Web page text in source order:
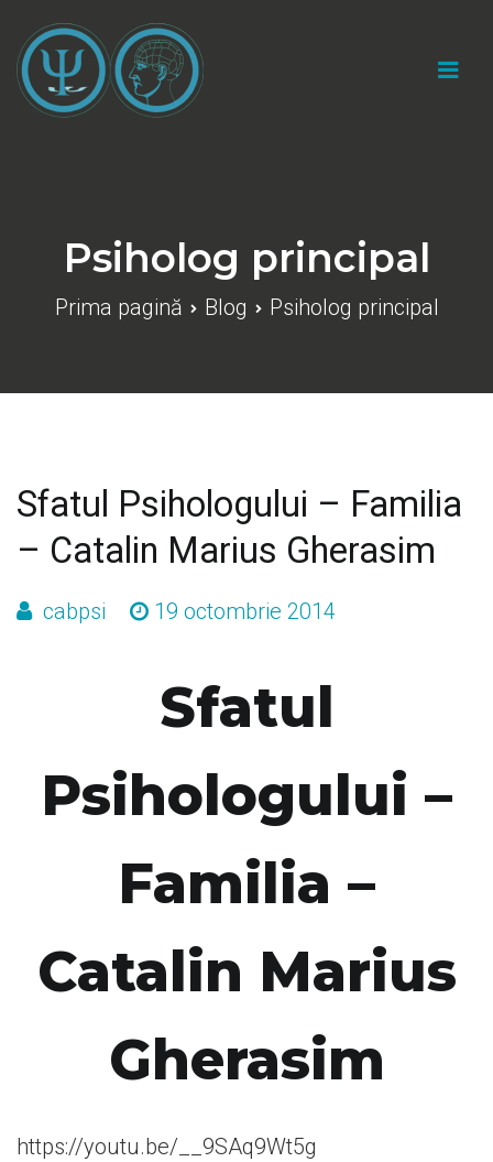
conținut
Psiholog principal
Prima pagină Blog Psiholog principal
Sfatul Psihologului – Familia
– Catalin Marius Gherasim
cabpsi 19 octombrie 2014
Sfatul
Psihologului –
Familia –
Catalin Marius
Gherasim
https://youtu.be/__9SAq9Wt5g